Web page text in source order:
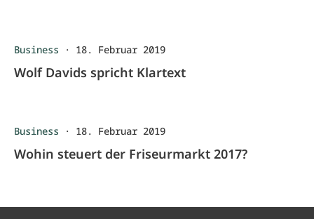
Business · 18. Februar 2019
Wolf Davids spricht Klartext
Business · 18. Februar 2019
Wohin steuert der Friseurmarkt 2017?